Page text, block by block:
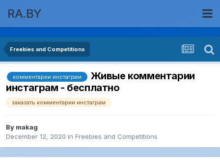
RA.BY
Freebies and Competitions
комментарии инстаграм
Живые комментарии
инстаграм - бесплатно
заказать комментарии инстаграм
By makag
December 12, 2020 in Freebies and Competitions